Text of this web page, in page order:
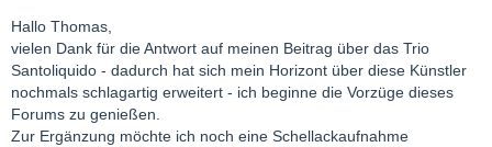
Hallo Thomas,
vielen Dank für die Antwort auf meinen Beitrag über das Trio
Santoliquido - dadurch hat sich mein Horizont über diese Künstler
nochmals schlagartig erweitert - ich beginne die Vorzüge dieses
Forums zu genießen.
Zur Ergänzung möchte ich noch eine Schellackaufnahme